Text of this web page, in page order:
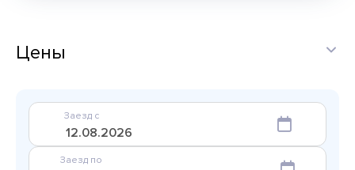
Цены
Заезд с
Заезд по